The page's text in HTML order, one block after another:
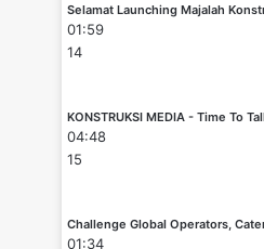
Selamat Launching Majalah
01:59
14
KONSTRUKSI MEDIA - Time To
04:48
15
Challenge Global Operators,
01:34